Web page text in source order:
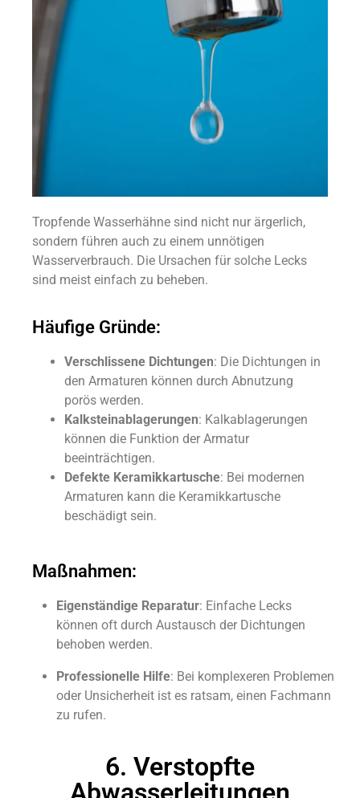
Tropfende Wasserhähne sind nicht nur ärgerlich,
sondern führen auch zu einem unnötigen
Wasserverbrauch. Die Ursachen für solche Lecks
sind meist einfach zu beheben.
Häufige Gründe:
Verschlissene Dichtungen: Die Dichtungen in
den Armaturen können durch Abnutzung
porös werden.
Kalksteinablagerungen: Kalkablagerungen
können die Funktion der Armatur
beeinträchtigen.
Defekte Keramikkartusche: Bei modernen
Armaturen kann die Keramikkartusche
beschädigt sein.
Maßnahmen:
Eigenständige Reparatur: Einfache Lecks
können oft durch Austausch der Dichtungen
behoben werden.
Professionelle Hilfe: Bei komplexeren Problemen
oder Unsicherheit ist es ratsam, einen Fachmann
zu rufen.
6. Verstopfte